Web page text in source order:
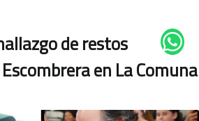
de restos
en La Comuna